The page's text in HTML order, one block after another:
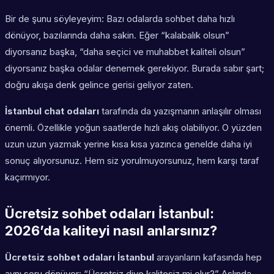
Bir de şunu söyleyeyim: Bazı odalarda sohbet daha hızlı
dönüyor, bazılarında daha sakin. Eğer “kalabalık olsun”
diyorsanız başka, “daha seçici ve muhabbet kaliteli olsun”
diyorsanız başka odalar denemek gerekiyor. Burada sabır şart;
doğru akışa denk gelince gerisi geliyor zaten.
İstanbul chat odaları tarafında da yazışmanın anlaşılır olması
önemli. Özellikle yoğun saatlerde hızlı akış olabiliyor. O yüzden
uzun uzun yazmak yerine kısa kısa yazınca genelde daha iyi
sonuç alıyorsunuz. Hem siz yorulmuyorsunuz, hem karşı taraf
kaçırmıyor.
Ücretsiz sohbet odaları İstanbul:
2026’da kaliteyi nasıl anlarsınız?
Ücretsiz sohbet odaları İstanbul arayanların kafasında hep